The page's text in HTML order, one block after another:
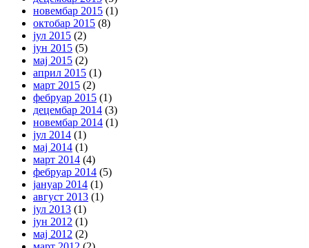
новембар 2015 (1)
октобар 2015 (8)
јул 2015 (2)
јун 2015 (5)
мај 2015 (2)
април 2015 (1)
март 2015 (2)
фебруар 2015 (1)
децембар 2014 (3)
новембар 2014 (1)
јул 2014 (1)
мај 2014 (1)
март 2014 (4)
фебруар 2014 (5)
јануар 2014 (1)
август 2013 (1)
јул 2013 (1)
јун 2012 (1)
мај 2012 (2)